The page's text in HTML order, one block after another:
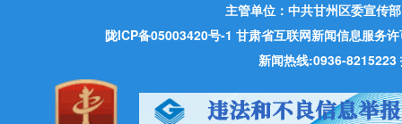
主管单位：中共甘州区委宣传
陇ICP备05003420号-1 甘肃省互联网新闻信息服务
新闻热线:0936-8215223